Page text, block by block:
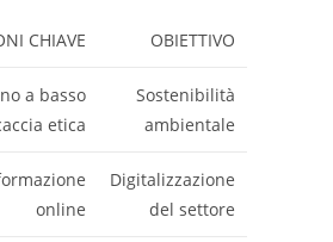
OBIETTIVO
CHIAVE
Sostenibilità
ambientale
a basso
etica
Digitalizzazione
del settore
online